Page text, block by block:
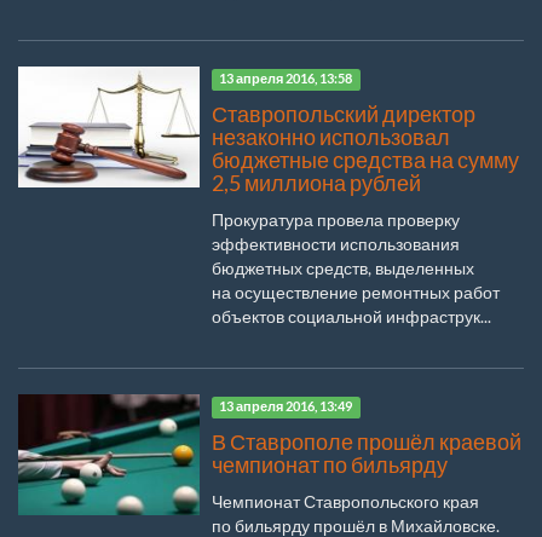
13 апреля 2016, 13:58
Ставропольский директор
незаконно использовал
бюджетные средства на сумму
2,5 миллиона рублей
Прокуратура провела проверку
эффективности использования
бюджетных средств, выделенных
на осуществление ремонтных работ
объектов социальной инфраструк...
13 апреля 2016, 13:49
В Ставрополе прошёл краевой
чемпионат по бильярду
Чемпионат Ставропольского края
по бильярду прошёл в Михайловске.